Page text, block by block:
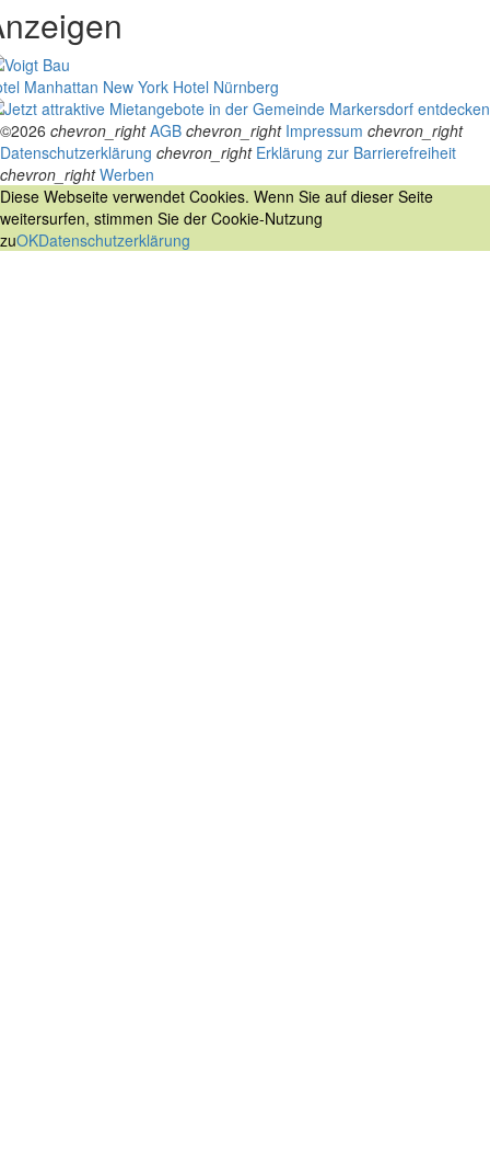
Manhattan New York Hotel Nürnberg
©2026 chevron_right AGB chevron_right Impressum chevron_right
Datenschutzerklärung chevron_right Erklärung zur Barrierefreiheit
chevron_right Werben
Diese Webseite verwendet Cookies. Wenn Sie auf dieser Seite
weitersurfen, stimmen Sie der Cookie-Nutzung
zuOKDatenschutzerklärung